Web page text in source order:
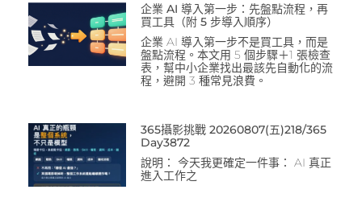
企業 AI 導入第一步：先盤點流程，再
買工具（附 5 步導入順序）
企業 AI 導入第一步不是買工具，而是
盤點流程。本文用 5 個步驟＋1 張檢查
表，幫中小企業找出最該先自動化的流
程，避開 3 種常見浪費。
365攝影挑戰 20260807(五)218/365
Day3872
說明： 今天我更確定一件事： AI 真正
進入工作之